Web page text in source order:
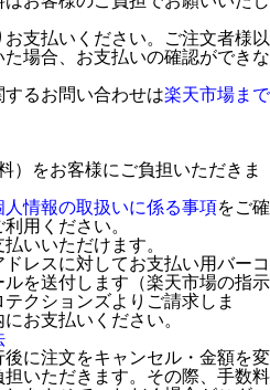
支払いください。ご注文者様以
場合、お支払いの確認ができな
るお問い合わせは楽天市場まで
）をお客様にご負担いただきま
人情報の取扱いに係る事項をご確
用ください。
いいただけます。
レスに対してお支払い用バーコ
を送付します（楽天市場の指示
クションズよりご請求しま
お支払いください。
に注文をキャンセル・金額を変
いただきます。その際、手数料